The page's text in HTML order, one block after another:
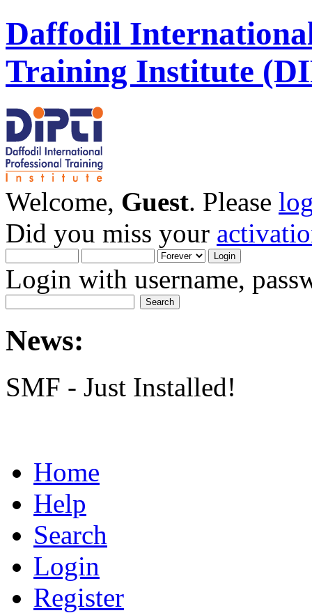
Daffodil
Training Institute
Welcome, Guest. Please
Did you miss your
Login with username,
News:
SMF - Just Installed!
Home
Help
Search
Login
Register